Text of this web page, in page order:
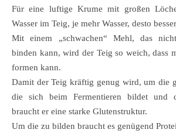
Für eine luftige Krume mit großen
Wasser im Teig, je mehr Wasser, desto
Mit einem „schwachen“ Mehl, das
binden kann, wird der Teig so weich, dass
formen kann.
Damit der Teig kräftig genug wird, um die
die sich beim Fermentieren bildet und
braucht er eine starke Glutenstruktur.
Um die zu bilden braucht es genügend